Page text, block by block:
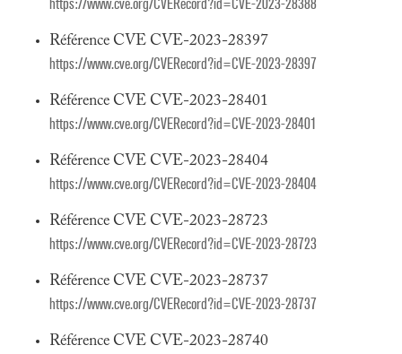
https://www.cve.org/CVERecord?id=CVE-2023-28388
Référence CVE CVE-2023-28397
https://www.cve.org/CVERecord?id=CVE-2023-28397
Référence CVE CVE-2023-28401
https://www.cve.org/CVERecord?id=CVE-2023-28401
Référence CVE CVE-2023-28404
https://www.cve.org/CVERecord?id=CVE-2023-28404
Référence CVE CVE-2023-28723
https://www.cve.org/CVERecord?id=CVE-2023-28723
Référence CVE CVE-2023-28737
https://www.cve.org/CVERecord?id=CVE-2023-28737
Référence CVE CVE-2023-28740